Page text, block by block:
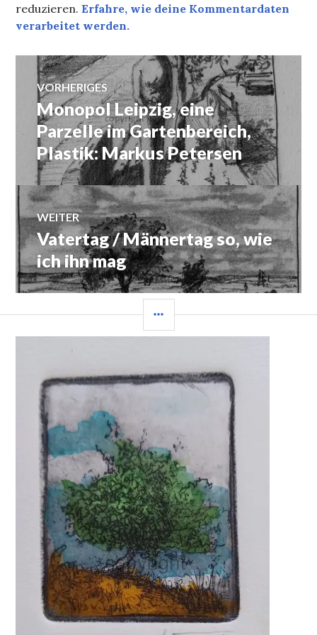
reduzieren.Erfahre, wie deine Kommentardaten
verarbeitet werden.
Beitragsnavigation
VORHERIGES
Vorheriger
Beitrag:
Monopol Leipzig, eine
Parzelle im Gartenbereich,
Plastik: Markus Petersen
WEITER
Nächster
Beitrag:
Vatertag / Männertag so, wie
ich ihn mag